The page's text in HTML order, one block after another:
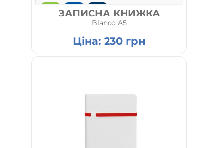
026 029
ЗАПИСНА КНИЖКА
Blanco A5
Ціна: 230 грн